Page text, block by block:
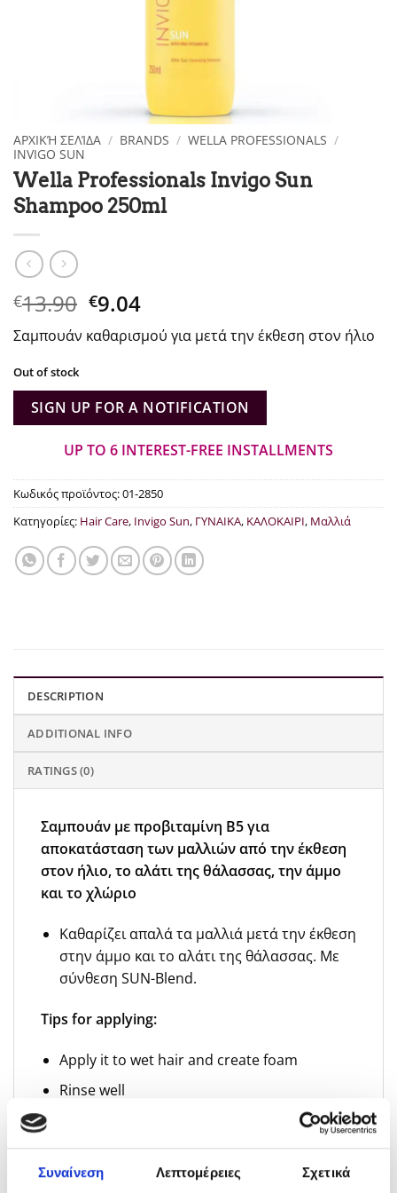
Συναίνεση Λεπτομέρειες Σχετικά
ΑΡΧΙΚΉ ΣΕΛΊΔΑ / BRANDS / WELLA PROFESSIONALS /
INVIGO SUN
Wella Professionals Invigo Sun
Shampoo 250ml
€13.90 Original
price
was:
€9.04Η
τρέχουσα
τιμή
€9.04.
Σαμπουάν καθαρισμού για μετά την έκθεση στον ήλιο
Out of stock
SIGN UP FOR A NOTIFICATION
UP TO 6 INTEREST-FREE INSTALLMENTS
Κωδικός προϊόντος:01-2850
Κατηγορίες: Hair Care, Invigo Sun, ΓΥΝΑΙΚΑ, ΚΑΛΟΚΑΙΡΙ, Μαλλιά
DESCRIPTION
ADDITIONAL INFO
RATINGS (0)
Σαμπουάν με προβιταμίνη Β5 για
αποκατάσταση των μαλλιών από την έκθεση
στον ήλιο, το αλάτι της θάλασσας, την άμμο
και το χλώριο
Καθαρίζει απαλά τα μαλλιά μετά την έκθεση
στην άμμο και το αλάτι της θάλασσας. Με
σύνθεση SUN-Blend.
Tips for applying:
Apply it to wet hair and create foam
Rinse well